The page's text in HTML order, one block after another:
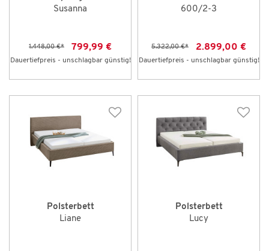
Susanna
1.448,00 €* 799,99 €
Dauertiefpreis - unschlagbar günstig!
600/2-3
5.322,00 €* 2.899,00 €
Dauertiefpreis - unschlagbar günstig!
Polsterbett
Liane
Polsterbett
Lucy